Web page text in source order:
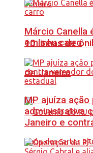
10 linhas de
de Janeiro
Márcio Canella
em seu carro
MP ajuíza
administrativa
Janeiro e